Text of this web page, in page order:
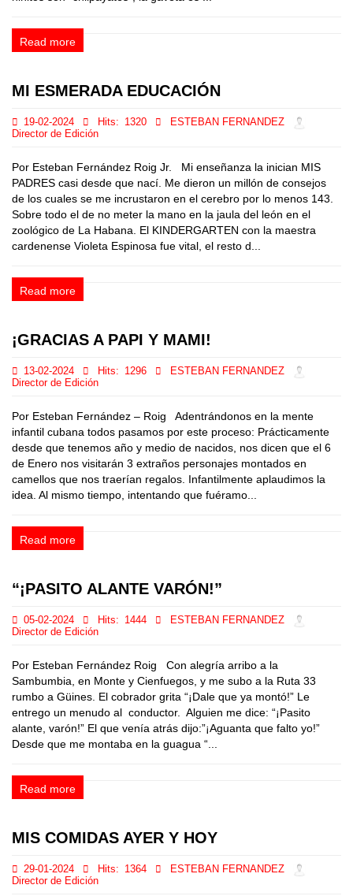
Read more
MI ESMERADA EDUCACIÓN
19-02-2024 Hits: 1320
ESTEBAN FERNANDEZ
Director de Edición
Por Esteban Fernández Roig Jr. Mi enseñanza la inician MIS
PADRES casi desde que nací. Me dieron un millón de consejos
de los cuales se me incrustaron en el cerebro por lo menos 143.
Sobre todo el de no meter la mano en la jaula del león en el
zoológico de La Habana. El KINDERGARTEN con la maestra
cardenense Violeta Espinosa fue vital, el resto d...
Read more
¡GRACIAS A PAPI Y MAMI!
13-02-2024 Hits: 1296
ESTEBAN FERNANDEZ
Director de Edición
Por Esteban Fernández – Roig Adentrándonos en la mente
infantil cubana todos pasamos por este proceso: Prácticamente
desde que tenemos año y medio de nacidos, nos dicen que el 6
de Enero nos visitarán 3 extraños personajes montados en
camellos que nos traerían regalos. Infantilmente aplaudimos la
idea. Al mismo tiempo, intentando que fuéramo...
Read more
“¡PASITO ALANTE VARÓN!”
05-02-2024 Hits: 1444
ESTEBAN FERNANDEZ
Director de Edición
Por Esteban Fernández Roig Con alegría arribo a la
Sambumbia, en Monte y Cienfuegos, y me subo a la Ruta 33
rumbo a Güines. El cobrador grita “¡Dale que ya montó!” Le
entrego un menudo al conductor. Alguien me dice: “¡Pasito
alante, varón!” El que venía atrás dijo:”¡Aguanta que falto yo!”
Desde que me montaba en la guagua “...
Read more
MIS COMIDAS AYER Y HOY
29-01-2024 Hits: 1364
ESTEBAN FERNANDEZ
Director de Edición